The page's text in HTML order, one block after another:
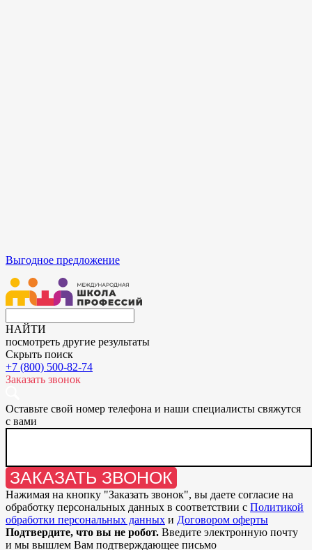
Выгодное предложение
НАЙТИ
посмотреть другие результаты
Скрыть поиск
+7 (800) 500-82-74
Заказать звонок
Оставьте свой номер телефона и наши специалисты свяжутся
с вами
ЗАКАЗАТЬ ЗВОНОК
Нажимая на кнопку "Заказать звонок", вы даете согласие на
обработку персональных данных в соответствии с Политикой
обработки персональных данных и Договором оферты
Подтвердите, что вы не робот. Введите электронную почту
и мы вышлем Вам подтверждающее письмо